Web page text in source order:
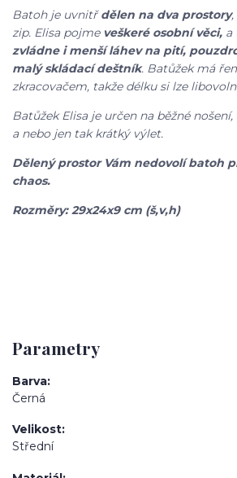
Batoh je uvnitřdělen na dva prostory,
zip. Elisa pojme veškeré osobní věci, a
zvládne i menší láhev na pití,
malý skládací deštník. Batůžek má
zkracovačem, takže délku si lze
Batůžek Elisa je určen na běžné
a nebo jen tak krátký výlet.
Dělený prostor Vám nedovolí batoh
chaos.
Rozměry: 29x24x9 cm (š,v,h)
Parametry
Barva
Černá
Velikost
Střední